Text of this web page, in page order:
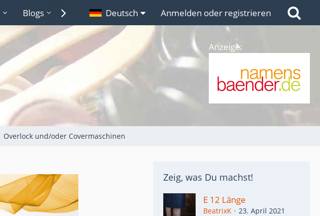
Blogs Lexikon Links
Deutsch Anmelden oder registrieren
Anzeige:
Overlock und/oder Covermaschinen
Zeig, was Du machst!
E 12 Länge
BeatrixK
23. April 2021